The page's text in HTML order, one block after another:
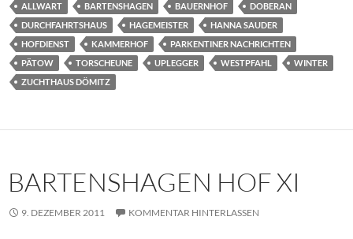
ALLWART BARTENSHAGEN BAUERNHOF
DOBERAN
DURCHFAHRTSHAUS
HAGEMEISTER
HANNA SAUDER
HOFDIENST
KAMMERHOF
PARKENTINER NACHRICHTEN
PÄTOW
TORSCHEUNE UPLEGGER WESTPFAHL
WINTER
ZUCHTHAUS DÖMITZ
BARTENSHAGEN HOF XI
9. DEZEMBER 2011 KOMMENTAR HINTERLASSEN